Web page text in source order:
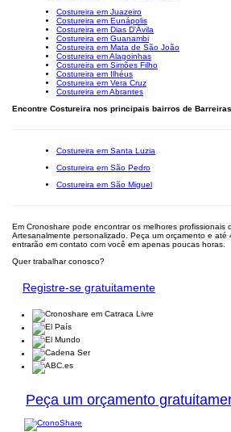
Costureira em Juazeiro
Costureira em Eunápolis
Costureira em Dias D'Ávila
Costureira em Guanambi
Costureira em Mata de São João
Costureira em Alagoinhas
Costureira em Simões Filho
Costureira em Ilhéus
Costureira em Vera Cruz
Costureira em Abrantes
Encontre Costureira nos principais bairros de Barreiras
Costureira em Santa Luzia
Costureira em São Pedro
Costureira em São Miguel
Em Cronoshare pode encontrar os melhores profissionais
Artesanalmente personalizado. Peça um orçamento e até
entrarão em contato com você em apenas poucas horas.
Quer trabalhar conosco?
Registre-se gratuitamente
Peça um orçamento